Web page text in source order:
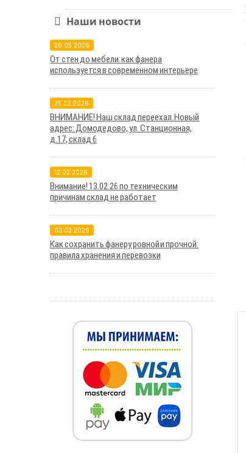
Наши новости
26.05.2026
От стен до мебели: как фанера
используется в современном интерьере
25.02.2026
ВНИМАНИЕ! Наш склад переехал. Новый
адрес: Домодедово, ул. Станционная,
д.17, склад 6
12.02.2026
Внимание! 13.02.26 по техническим
причинам склад не работает
03.02.2026
Как сохранить фанеру ровной и прочной:
правила хранения и перевозки